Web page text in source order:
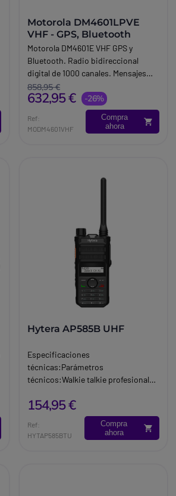
Motorola DM4601LPVE
VHF - GPS, Bluetooth
Motorola DM4601E VHF GPS y
Bluetooth. Radio bidireccional
digital de 1000 canales. Mensajes
preprogramables para
comunicación no verbal. Cuatro
botones programables para un
acceso rápido a las funciones más
858,95 €
632,95 € -26%
Ref:
MODM4601VHF
Compra
ahora
Hytera AP585B UHF
Especificaciones
técnicas:Parámetros
técnicos:Walkie talkie profesional
frecuencia de 400 a 470MHz.
Espaciado entre canales: 12.5k. Hz;
20k.
154,95 €
Ref:
HYTAP585BTU
Compra
ahora